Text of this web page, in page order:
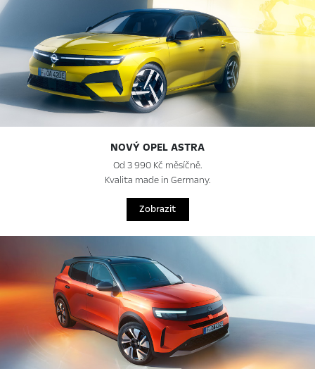
NOVÝ OPEL ASTRA
Od 3 990 Kč měsíčně.
Kvalita made in Germany.
Zobrazit